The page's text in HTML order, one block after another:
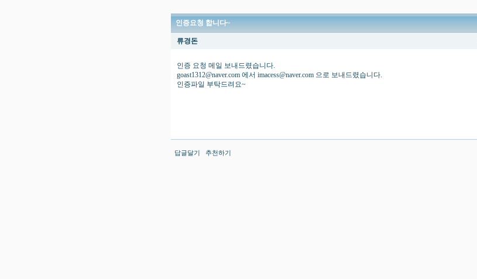
인증요청 합니다~
류경돈
인증 요청 메일 보내드렸습니다.
goast1312@naver.com 에서 imacess@naver.com 으로 보내드렸습니다.
인증파일 부탁드려요~
답글달기 추천하기